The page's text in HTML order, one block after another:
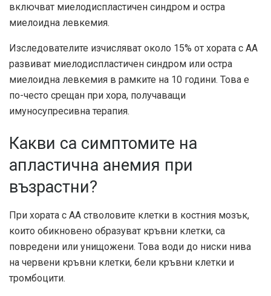
включват миелодиспластичен синдром и остра
миелоидна левкемия.
Изследователите изчисляват около 15% от хората с АА
развиват миелодиспластичен синдром или остра
миелоидна левкемия в рамките на 10 години. Това е
по-често срещан при хора, получаващи
имуносупресивна терапия.
Какви са симптомите на
апластична анемия при
възрастни?
При хората с АА стволовите клетки в костния мозък,
които обикновено образуват кръвни клетки, са
повредени или унищожени. Това води до ниски нива
на червени кръвни клетки, бели кръвни клетки и
тромбоцити.